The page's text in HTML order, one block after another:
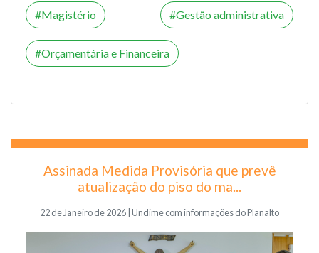
Magistério Gestão administrativa
Orçamentária e Financeira
Assinada Medida Provisória que prevê
atualização do piso do ma...
22 de Janeiro de 2026 | Undime com informações do Planalto